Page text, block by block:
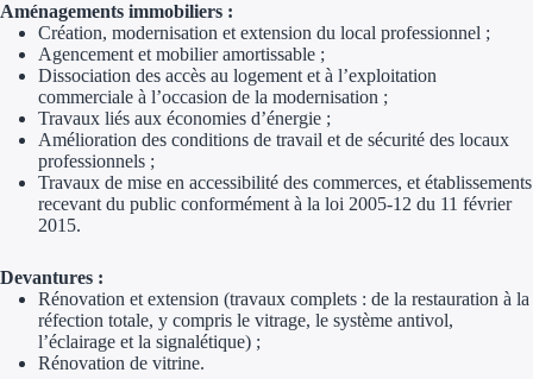
Aides Région
Régions de I à P
Aides Région Île-
Aides Région
Aménagements immobiliers :
Création, modernisation et extension du local professionnel ;
Agencement et mobilier amortissable ;
Dissociation des accès au logement et à l’exploitation
commerciale à l’occasion de la modernisation ;
Travaux liés aux économies d’énergie ;
Amélioration des conditions de travail et de sécurité des locaux
professionnels ;
Travaux de mise en accessibilité des commerces, et établissements
recevant du public conformément à la loi 2005-12 du 11 février
2015.
Devantures :
Rénovation et extension (travaux complets : de la restauration à la
réfection totale, y compris le vitrage, le système antivol,
l’éclairage et la signalétique) ;
Rénovation de vitrine.